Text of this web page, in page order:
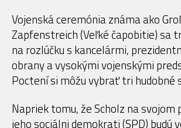
Vojenská ceremónia známa ako
Zapfenstreich (Veľké čapobitie) sa
na rozlúčku s kancelármi,
obrany a vysokými vojenskými
Poctení si môžu vybrať tri hudobné
Napriek tomu, že Scholz na svojom
jeho sociálni demokrati (SPD) budú